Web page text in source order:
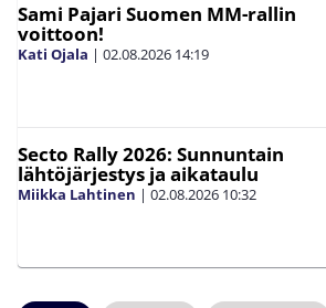
Sami Pajari Suomen MM-rallin
voittoon!
Kati Ojala | 02.08.2026 14:19
Secto Rally 2026: Sunnuntain
lähtöjärjestys ja aikataulu
Miikka Lahtinen | 02.08.2026 10:32